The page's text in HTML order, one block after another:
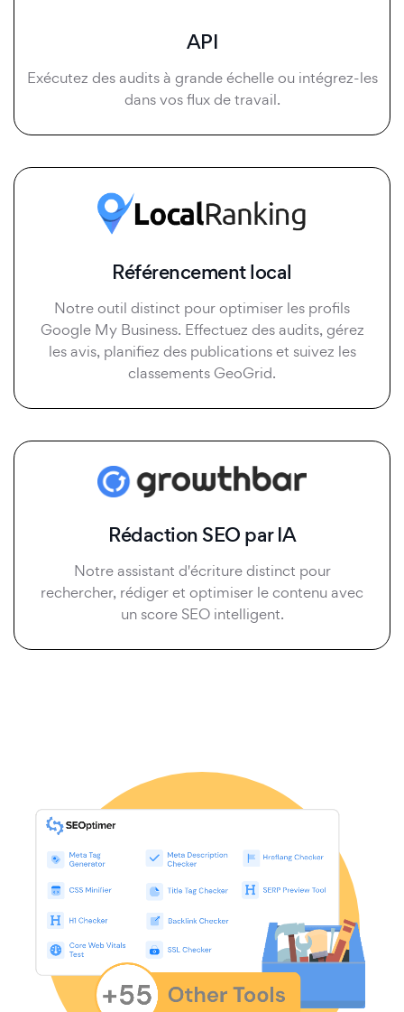
API
Exécutez des audits à grande échelle ou intégrez-les
dans vos flux de travail.
Référencement local
Notre outil distinct pour optimiser les profils
Google My Business. Effectuez des audits, gérez
les avis, planifiez des publications et suivez les
classements GeoGrid.
Rédaction SEO par IA
Notre assistant d'écriture distinct pour
rechercher, rédiger et optimiser le contenu avec
un score SEO intelligent.